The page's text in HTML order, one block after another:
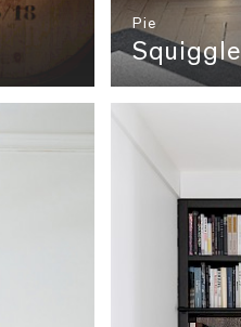
Pie
Squiggle